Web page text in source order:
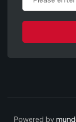
Powered by